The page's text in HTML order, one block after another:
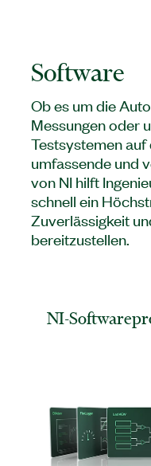
Software
Ob es um die
Messungen oder
Testsystemen auf
umfassende und
von NI hilft
schnell ein
Zuverlässigkeit
bereitzustellen.
NI-